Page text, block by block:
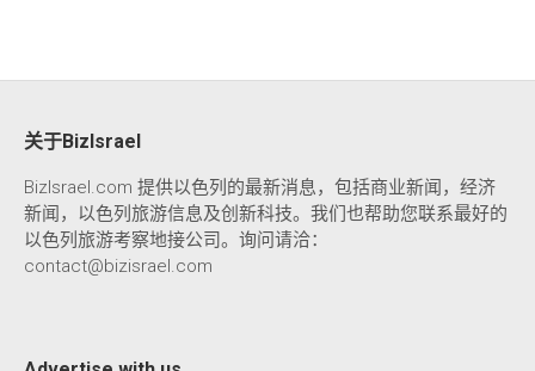
关于BizIsrael
BizIsrael.com 提供以色列的最新消息，包括商业新闻，经济
新闻，以色列旅游信息及创新科技。我们也帮助您联系最好的
以色列旅游考察地接公司。询问请洽：
contact@bizisrael.com